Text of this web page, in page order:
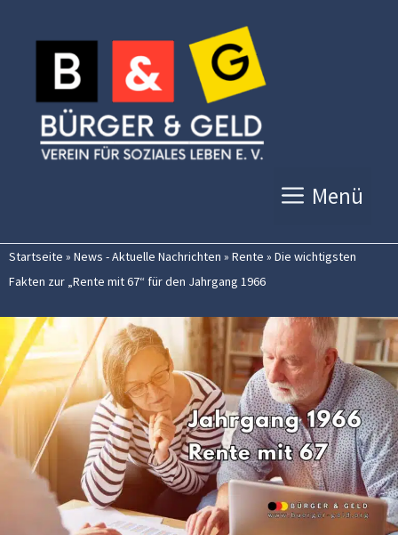
Inhalt
springen
Menü
Startseite » News - Aktuelle Nachrichten » Rente » Die wichtigsten
Fakten zur „Rente mit 67“ für den Jahrgang 1966